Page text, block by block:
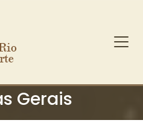
Gerais